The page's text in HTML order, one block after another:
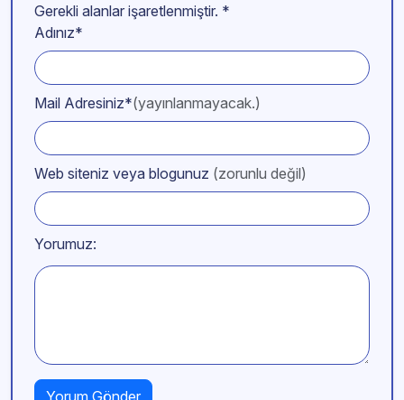
Gerekli alanlar işaretlenmiştir. *
Adınız*
Mail Adresiniz*(yayınlanmayacak.)
Web siteniz veya blogunuz (zorunlu değil)
Yorumuz: